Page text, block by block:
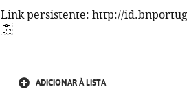
Link persistente: http://
ADICIONAR À LISTA